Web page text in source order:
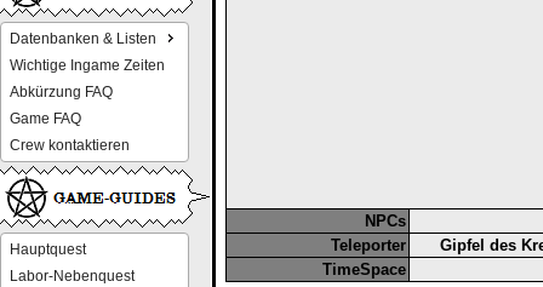
Datenbanken & Listen
Wichtige Ingame Zeiten
Abkürzung FAQ
Game FAQ
Crew kontaktieren
Hauptquest
Labor-Nebenquest
NPCs
Teleporter
Gipfel des
TimeSpace